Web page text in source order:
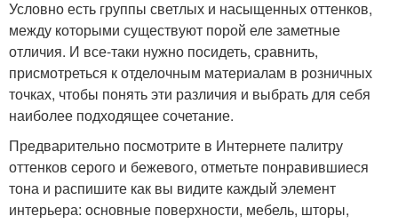
Условно есть группы светлых и насыщенных оттенков,
между которыми существуют порой еле заметные
отличия. И все-таки нужно посидеть, сравнить,
присмотреться к отделочным материалам в розничных
точках, чтобы понять эти различия и выбрать для себя
наиболее подходящее сочетание.
Предварительно посмотрите в Интернете палитру
оттенков серого и бежевого, отметьте понравившиеся
тона и распишите как вы видите каждый элемент
интерьера: основные поверхности, мебель, шторы,